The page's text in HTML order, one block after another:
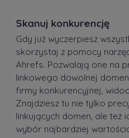
Skanuj konkurencję
Gdy już wyczerpiesz
skorzystaj z pomocy
Ahrefs. Pozwalają one na
linkowego dowolnej
firmy konkurencyjnej,
Znajdziesz tu nie tylko
linkujących domen, ale też
wybór najbardziej